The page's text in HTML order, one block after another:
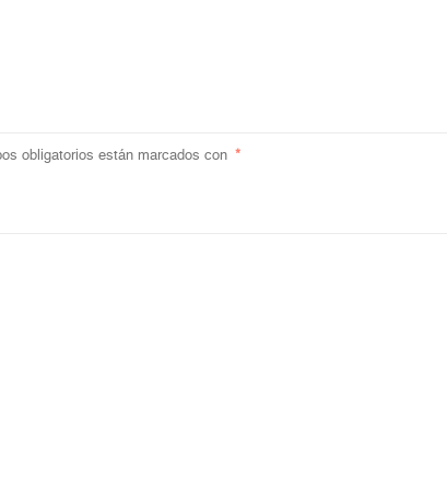
obligatorios están marcados con *